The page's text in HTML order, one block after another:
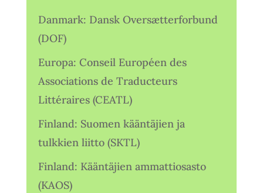
Danmark: Dansk Oversætterforbund
(DOF)
Europa: Conseil Européen des
Associations de Traducteurs
Littéraires (CEATL)
Finland: Suomen kääntäjien ja
tulkkien liitto (SKTL)
Finland: Kääntäjien ammattiosasto
(KAOS)